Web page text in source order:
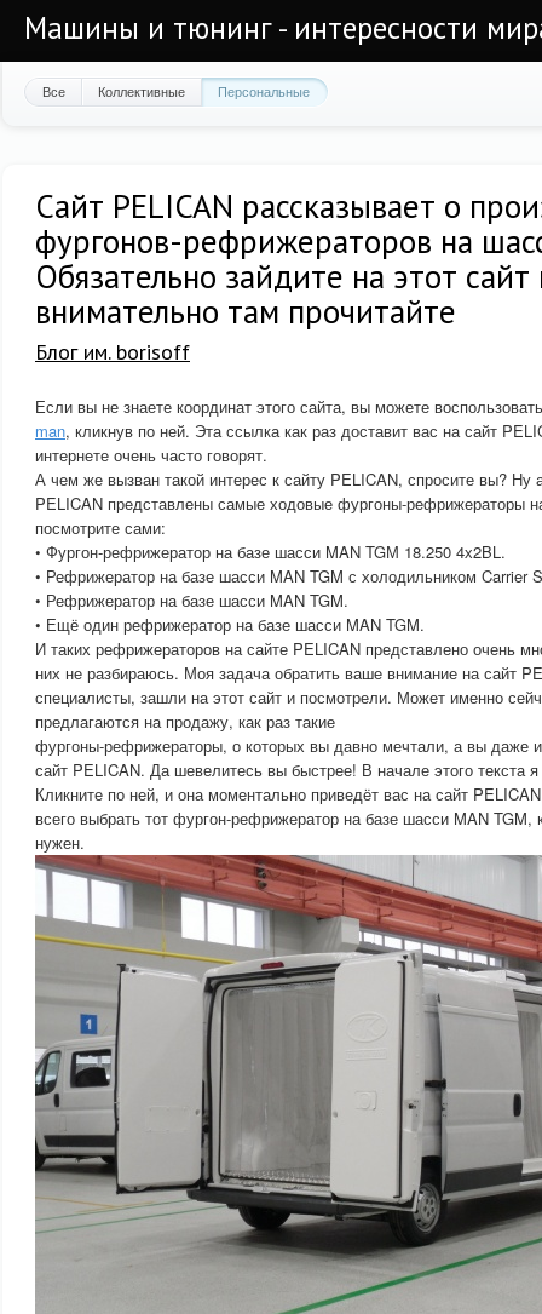
Машины и тюнинг - интересности
Все Коллективные Персональные
Сайт PELICAN рассказывает о
фургонов-рефрижераторов на
Обязательно зайдите на этот сайт
внимательно там прочитайте
Блог им. borisoff
Если вы не знаете координат этого сайта, вы можете
man, кликнув по ней. Эта ссылка как раз доставит вас на сайт
интернете очень часто говорят.
А чем же вызван такой интерес к сайту PELICAN, спросите вы? Ну
PELICAN представлены самые ходовые фургоны-рефрижераторы
посмотрите сами:
• Фургон-рефрижератор на базе шасси MAN TGМ 18.250 4х2BL.
• Рефрижератор на базе шасси MAN TGM с холодильником Carrier
• Рефрижератор на базе шасси MAN TGM.
• Ещё один рефрижератор на базе шасси MAN TGM.
И таких рефрижераторов на сайте PELICAN представлено очень
них не разбираюсь. Моя задача обратить ваше внимание на сайт
специалисты, зашли на этот сайт и посмотрели. Может именно
предлагаются на продажу, как раз такие
фургоны-рефрижераторы, о которых вы давно мечтали, а вы даже и
сайт PELICAN. Да шевелитесь вы быстрее! В начале этого текста
Кликните по ней, и она моментально приведёт вас на сайт
всего выбрать тот фургон-рефрижератор на базе шасси MAN TGM,
нужен.